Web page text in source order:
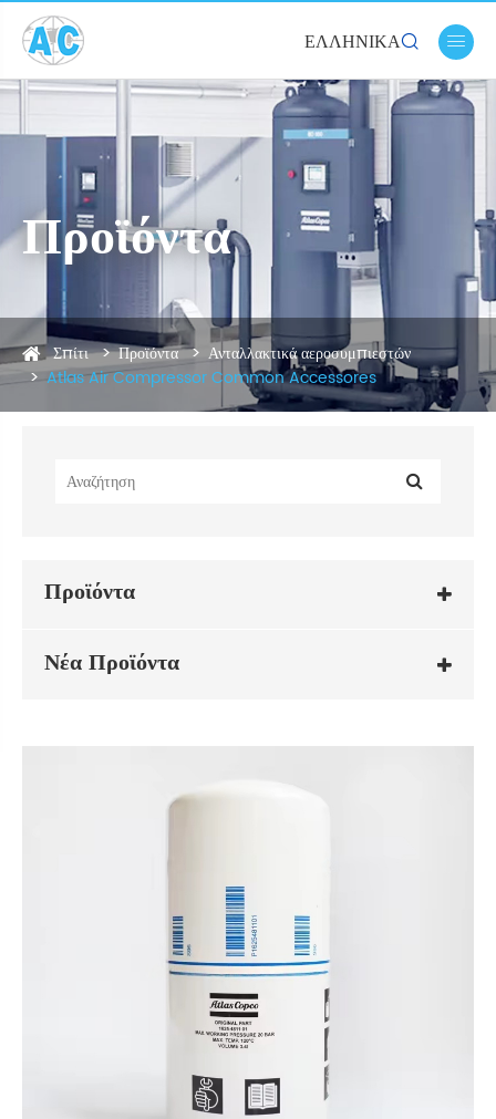
ΕΛΛΗΝΙΚΆ 
Προϊόντα
Σπίτι Προϊόντα
Ανταλλακτικά αεροσυμπιεστών
Atlas Air Compressor Common Accessores
Προϊόντα
Νέα Προϊόντα